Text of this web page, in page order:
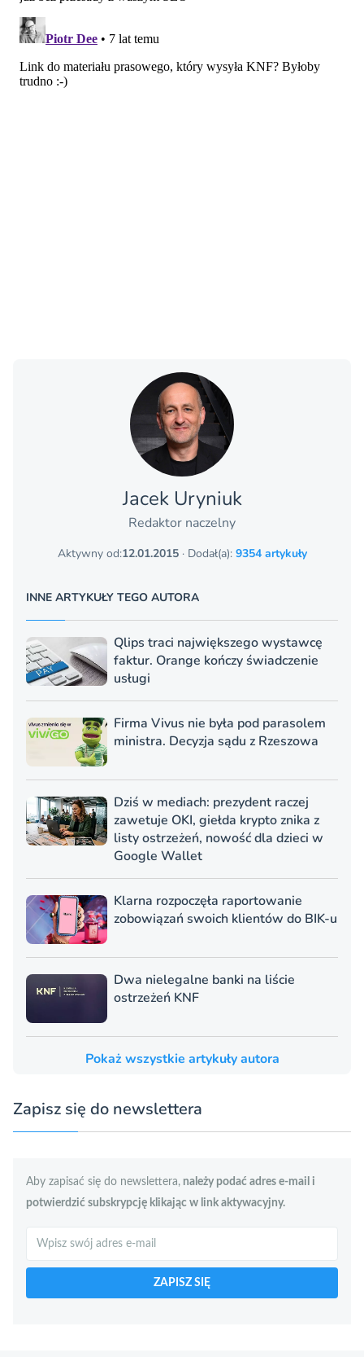
Jacek Uryniuk
Redaktor naczelny
Aktywny od:12.01.2015· Dodał(a): 9354 artykuły
INNE ARTYKUŁY TEGO AUTORA
Qlips traci największego wystawcę
faktur. Orange kończy świadczenie
usługi
Firma Vivus nie była pod parasolem
ministra. Decyzja sądu z Rzeszowa
Dziś w mediach: prezydent raczej
zawetuje OKI, giełda krypto znika z
listy ostrzeżeń, nowość dla dzieci w
Google Wallet
Klarna rozpoczęła raportowanie
zobowiązań swoich klientów do BIK-u
Dwa nielegalne banki na liście
ostrzeżeń KNF
Pokaż wszystkie artykuły autora
Zapisz się do newslettera
Aby zapisać się do newslettera, należy podać adres e-mail i
potwierdzić subskrypcję klikając w link aktywacyjny.
ZAPISZ SIĘ